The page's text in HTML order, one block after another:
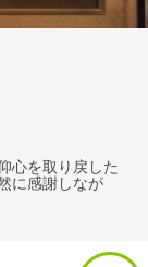
心を取り戻した
に感謝しなが